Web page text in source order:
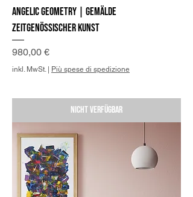
Angelic Geometry | Gemälde
zeitgenössischer Kunst
Preis
980,00 €
inkl. MwSt. | Più spese di spedizione
Nicht verfügbar